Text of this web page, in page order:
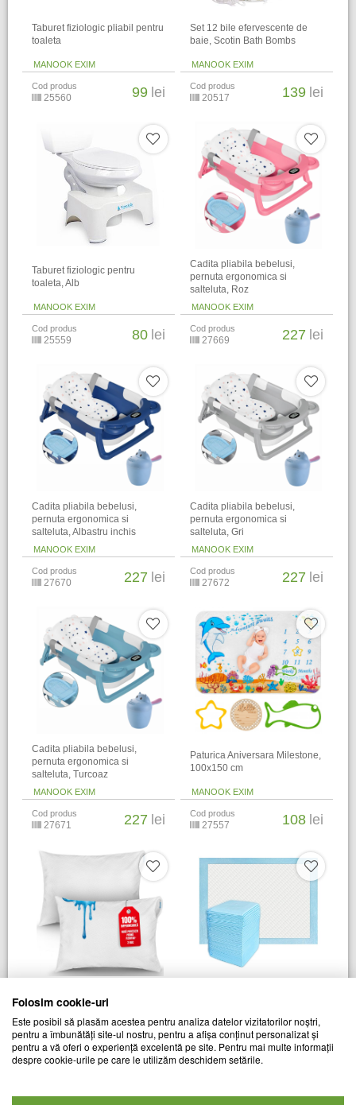
Taburet fiziologic pliabil pentru
toaleta
MANOOK EXIM
Cod produs
25560 99 lei
Set 12 bile efervescente de
baie, Scotin Bath Bombs
MANOOK EXIM
Cod produs
20517 139 lei
Taburet fiziologic pentru
toaleta, Alb
MANOOK EXIM
Cod produs
25559 80 lei
Cadita pliabila bebelusi,
pernuta ergonomica si
salteluta, Roz
MANOOK EXIM
Cod produs
27669 227 lei
Cadita pliabila bebelusi,
pernuta ergonomica si
salteluta, Albastru inchis
MANOOK EXIM
Cod produs
27670 227 lei
Cadita pliabila bebelusi,
pernuta ergonomica si
salteluta, Gri
MANOOK EXIM
Cod produs
27672 227 lei
Cadita pliabila bebelusi,
pernuta ergonomica si
salteluta, Turcoaz
MANOOK EXIM
Cod produs
27671 227 lei
Paturica Aniversara Milestone,
100x150 cm
MANOOK EXIM
Cod produs
27557 108 lei
Set 2 x Husa impermeabila de
MANOOK EXIM
Cod produs 109 lei
80x90 cm
MANOOK EXIM
Cod produs
Folosim cookie-uri
Este posibil să plasăm acestea pentru analiza datelor vizitatorilor noștri,
pentru a îmbunătăți site-ul nostru, pentru a afișa conținut personalizat și
pentru a vă oferi o experiență excelentă pe site. Pentru mai multe informații
despre cookie-urile pe care le utilizăm deschidem setările.